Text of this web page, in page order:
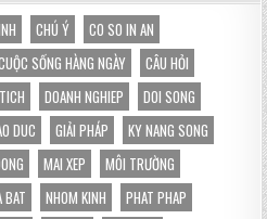
LỘC
BỊ
CHẶN
ĐỨNG
HOÀN
TOÀN
CHÚ Ý
CO SO IN AN
SỐNG HÀNG NGÀY
CÂU HỎI
DOANH NGHIEP
DOI SONG
DUC GIẢI PHÁP
KY NANG SONG
MAI XEP
MÔI TRƯỜNG
BAT NHOM KINH
PHAT PHAP